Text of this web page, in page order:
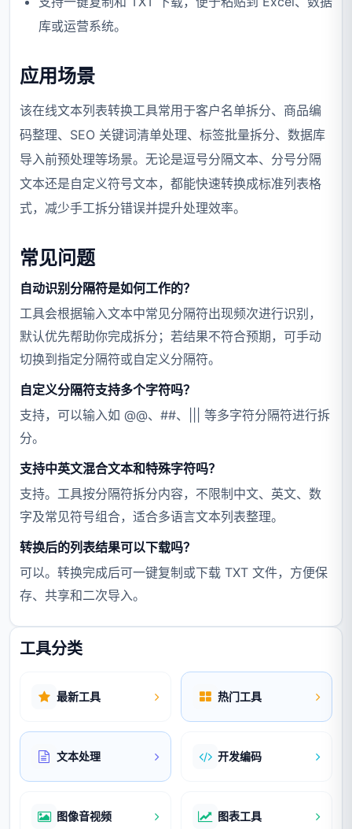
库或运营系统。
应用场景
该在线文本列表转换工具常用于客户名单拆分、商品编
码整理、SEO 关键词清单处理、标签批量拆分、数据库
导入前预处理等场景。无论是逗号分隔文本、分号分隔
文本还是自定义符号文本，都能快速转换成标准列表格
式，减少手工拆分错误并提升处理效率。
常见问题
自动识别分隔符是如何工作的？
工具会根据输入文本中常见分隔符出现频次进行识别，
默认优先帮助你完成拆分；若结果不符合预期，可手动
切换到指定分隔符或自定义分隔符。
自定义分隔符支持多个字符吗？
支持，可以输入如 @@、##、||| 等多字符分隔符进行拆
分。
支持中英文混合文本和特殊字符吗？
支持。工具按分隔符拆分内容，不限制中文、英文、数
字及常见符号组合，适合多语言文本列表整理。
转换后的列表结果可以下载吗？
可以。转换完成后可一键复制或下载 TXT 文件，方便保
存、共享和二次导入。
工具分类
最新工具 热门工具
文本处理 开发编码
图像音视频 图表工具